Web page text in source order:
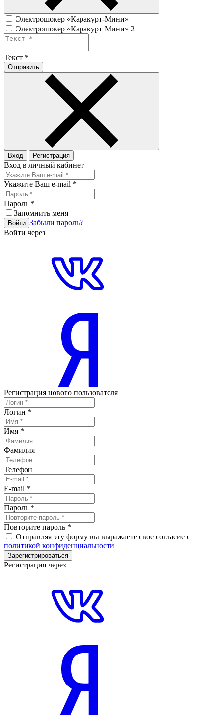
Электрошокер «Каракурт-Мини»
Электрошокер «Каракурт-Мини» 2
Текст *
Отправить
Вход Регистрация
Вход в личный кабинет
Укажите Ваш e-mail *
Пароль *
Запомнить меня
Войти Забыли пароль?
Войти через
Регистрация нового пользователя
Логин *
Имя *
Фамилия
Телефон
E-mail *
Пароль *
Повторите пароль *
Отправляя эту форму вы выражаете свое согласие с
политикой конфиденциальности
Зарегистрироваться
Регистрация через